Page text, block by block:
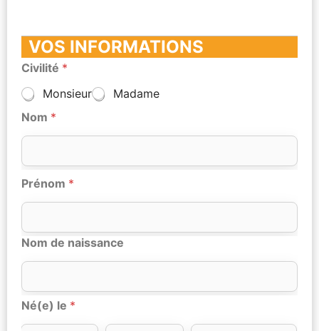
VOS INFORMATIONS
Civilité *
Monsieur
Madame
Nom *
Prénom *
Nom de naissance
Né(e) le *